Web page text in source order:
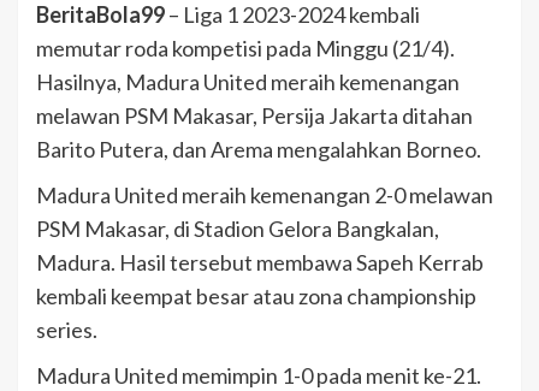
BeritaBola99– Liga 1 2023-2024 kembali
memutar roda kompetisi pada Minggu (21/4).
Hasilnya, Madura United meraih kemenangan
melawan PSM Makasar, Persija Jakarta ditahan
Barito Putera, dan Arema mengalahkan Borneo.
Madura United meraih kemenangan 2-0 melawan
PSM Makasar, di Stadion Gelora Bangkalan,
Madura. Hasil tersebut membawa Sapeh Kerrab
kembali keempat besar atau zona championship
series.
Madura United memimpin 1-0 pada menit ke-21.